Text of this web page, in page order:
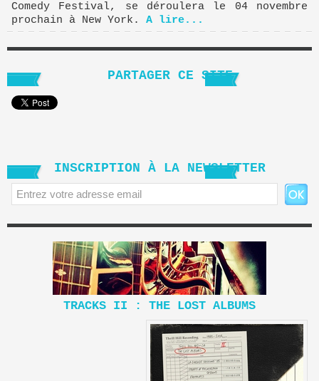
Comedy Festival, se déroulera le 04 novembre
prochain à New York. A lire...
PARTAGER CE SITE
INSCRIPTION À LA NEWSLETTER
TRACKS II : THE LOST ALBUMS